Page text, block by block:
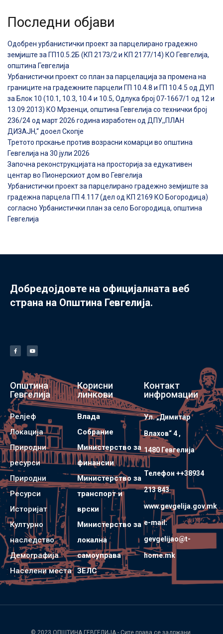
Последни објави
Одобрен урбанистички проект за парцелирано градежно
земјиште за ГП10.5.2Б (КП 2173/2 и КП 2177/14) КО Гевгелија,
општина Гевгелија
Урбанистички проект со план за парцелација за промена на
границите на градежните парцели ГП 10.4.8 и ГП 10.4.5 од ДУП
за Блок 10 (10.1, 10.3, 10.4 и 10.5, Одлука број 07-1667/1 од 12 и
13.09.2013) КО Мрзенци, општина Гевгелија со технички број
236/24 од март 2026 година изработен од ДПУ,,ПЛАН
ДИЗАЈН,“ дооел Скопје
Третото прскање против возрасни комарци во општина
Гевгелија на 30 јули 2026
Започна реконструкцијата на просторија за едукативен
центар во Пионерскиот дом во Гевгелија
Урбанистички проект за парцелирано градежно земјиште за
градежна парцела ГП 4.117 (дел од КП 2169 КО Богородица)
согласно Урбанистички план за село Богородица, општина
Гевгелија
Добредојдовте на официјалната веб
страна на Општина Гевгелија.
Општина
Гевгелија
Релјеф
Локација
Природни
ресурси
Природни
Ресурси
Историјат
Културно
наследство
Демографија
Населени места
Корисни
линкови
Влада
Собрание
Министерство за
финансии
Министерство за
транспорт и
врски
Министерство за
локална
самоуправа
ЗЕЛС
Контакт
инфромации
Ул. „Димитар
Влахов“ 4 ,
1480 Гевгелијa
Телефон ++38934
213 843
www.gevgelija.gov.mk
e-mail:
gevgelijao@t-
home.mk
© 2023 ОПШТИНА ГЕВГЕЛИЈА - Сите права се задржани.